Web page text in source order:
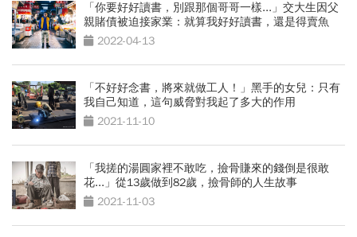
「你要好好讀書，別跟那個哥哥一樣...」交大生因父
親賭債被迫接家業：就算我好好讀書，還是得賣魚
2022-04-13
「不好好念書，將來就做工人！」黑手的女兒：只有
我自己知道，這句威脅對我起了多大的作用
2021-11-10
「我搓的湯圓家裡不敢吃，撿骨賺來的錢倒是很敢
花...」從13歲做到82歲，撿骨師的人生故事
2021-11-03